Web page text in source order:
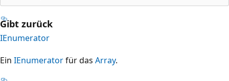
Gibt zurück
IEnumerator
Ein IEnumeratorfür das Array.